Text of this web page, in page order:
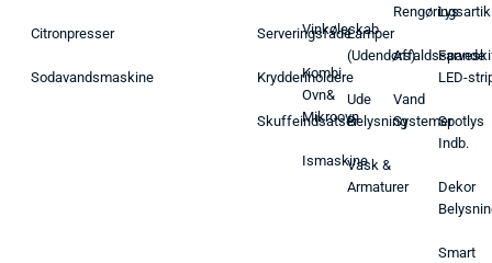
Citronpresser
Sodavandsmaskine
Serveringsfade
Krydderiholdere
Skuffeindsatser
Vinkøleskab
Kombi
Ovn&
Mikroovn
Ismaskine
Lamper
(Udendørs)
Ude
Belysning
Vask &
Armaturer
Affaldsspande
Vand
Systemer
Lys
LED-
Spotlys
Indb.
Dekor
Smart